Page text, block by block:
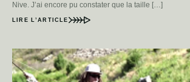
Nive. J’ai encore pu constater que la taille […]
LIRE L’ARTICLE